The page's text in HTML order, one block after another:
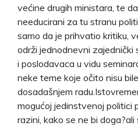
većine drugih ministara, te
needucirani za tu stranu
samo da je prihvatio kritiku,
održi jednodnevni zajednički
i poslodavaca u vidu
neke teme koje očito nisu
dosadašnjem
mogućoj jedinstvenoj politici
razini, kako se ne bi doga?ali